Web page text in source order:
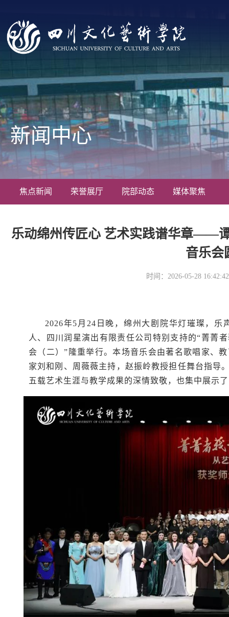
焦点新闻 荣誉展厅 院部动态 媒体聚焦
新闻中心
乐动绵州传匠心 艺术实践谱华章——
音乐会
时间：2026-05-28
2026年5月24日晚，绵州大剧院华灯璀璨，
人、四川润星演出有限责任公司特别支持的“菁
会（二）”隆重举行。本场音乐会由著名歌唱家、
家刘和刚、周薇薇主持，赵振岭教授担任舞台指导
五载艺术生涯与教学成果的深情致敬，也集中展示